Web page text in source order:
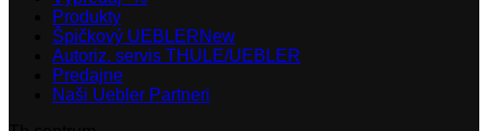
Produkty
Špičkový UEBLER
Autoriz. servis THULE/UEBLER
Predajne
Naši Uebler Partneri